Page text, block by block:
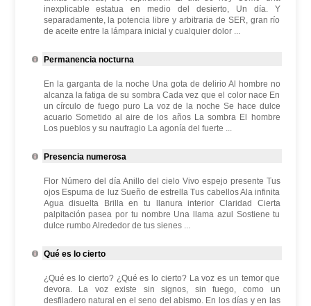
inexplicable estatua en medio del desierto, Un día. Y
separadamente, la potencia libre y arbitraria de SER, gran río
de aceite entre la lámpara inicial y cualquier dolor ...
Permanencia nocturna
En la garganta de la noche Una gota de delirio Al hombre no
alcanza la fatiga de su sombra Cada vez que el color nace En
un círculo de fuego puro La voz de la noche Se hace dulce
acuario Sometido al aire de los años La sombra El hombre
Los pueblos y su naufragio La agonía del fuerte ...
Presencia numerosa
Flor Número del día Anillo del cielo Vivo espejo presente Tus
ojos Espuma de luz Sueño de estrella Tus cabellos Ala infinita
Agua disuelta Brilla en tu llanura interior Claridad Cierta
palpitación pasea por tu nombre Una llama azul Sostiene tu
dulce rumbo Alrededor de tus sienes ...
Qué es lo cierto
¿Qué es lo cierto? ¿Qué es lo cierto? La voz es un temor que
devora. La voz existe sin signos, sin fuego, como un
desfiladero natural en el seno del abismo. En los días y en las